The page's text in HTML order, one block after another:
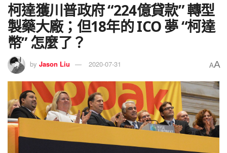
柯達獲川普政府 “224億貸款” 轉型
製藥大廠；但18年的 ICO 夢 “柯達
幣” 怎麼了？
by Jason Liu 2020-07-31 AA